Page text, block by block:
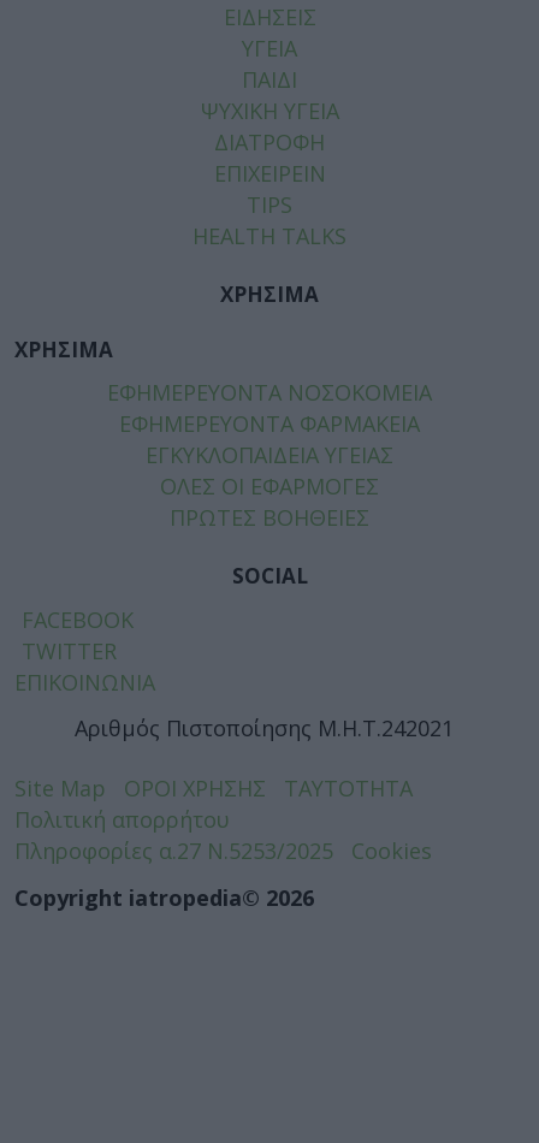
ΕΙΔΗΣΕΙΣ
ΥΓΕΙΑ
ΠΑΙΔΙ
ΨΥΧΙΚΗ ΥΓΕΙΑ
ΔΙΑΤΡΟΦΗ
ΕΠΙΧΕΙΡΕΙΝ
TIPS
HEALTH TALKS
ΧΡΗΣΙΜΑ
ΧΡΗΣΙΜΑ
ΕΦΗΜΕΡΕΥΟΝΤΑ ΝΟΣΟΚΟΜΕΙΑ
ΕΦΗΜΕΡΕΥΟΝΤΑ ΦΑΡΜΑΚΕΙΑ
ΕΓΚΥΚΛΟΠΑΙΔΕΙΑ ΥΓΕΙΑΣ
ΟΛΕΣ ΟΙ ΕΦΑΡΜΟΓΕΣ
ΠΡΩΤΕΣ ΒΟΗΘΕΙΕΣ
SOCIAL
FACEBOOK
TWITTER
ΕΠΙΚΟΙΝΩΝΙΑ
Αριθμός Πιστοποίησης Μ.Η.Τ.242021
Site Map ΟΡΟΙ ΧΡΗΣΗΣ
ΤΑΥΤΟΤΗΤΑ
Πολιτική απορρήτου
Πληροφορίες α.27 Ν.5253/2025
Cookies
Copyright iatropedia© 2026